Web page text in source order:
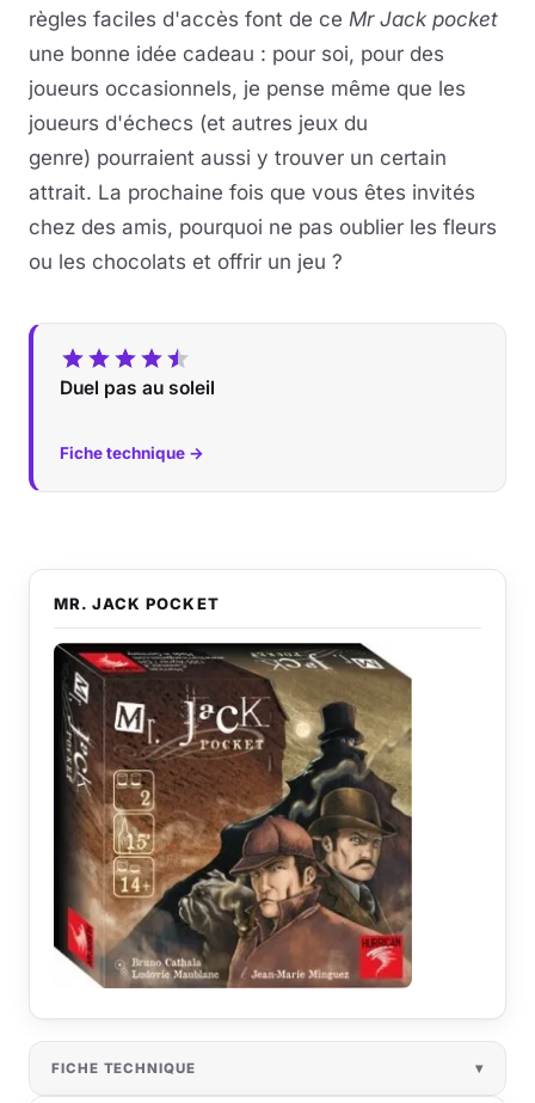
règles faciles d'accès font de ce Mr Jack pocket
une bonne idée cadeau : pour soi, pour des
joueurs occasionnels, je pense même que les
joueurs d'échecs (et autres jeux du
genre) pourraient aussi y trouver un certain
attrait. La prochaine fois que vous êtes invités
chez des amis, pourquoi ne pas oublier les fleurs
ou les chocolats et offrir un jeu ?
Duel pas au soleil
Fiche technique →
MR. JACK POCKET
FICHE TECHNIQUE